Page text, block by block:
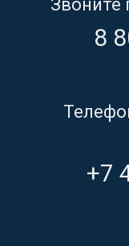
Звоните
8
+7